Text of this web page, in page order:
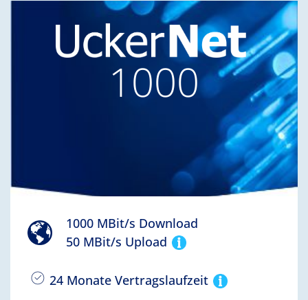
1000
1000 MBit/s Download
50 MBit/s Upload
24 Monate Vertragslaufzeit